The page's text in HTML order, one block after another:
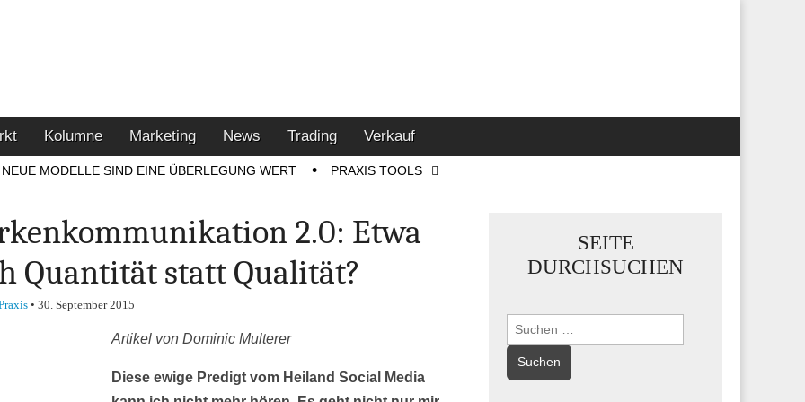
Kolumne Marketing News Trading Verkauf
NEUE MODELLE SIND EINE ÜBERLEGUNG WERT PRAXIS TOOLS
2.0: Etwa
Quantität statt Qualität?
• 30. September 2015
Artikel von Dominic Multerer
Diese ewige Predigt vom Heiland Social Media
SEITE
DURCHSUCHEN
Suchen
nach: